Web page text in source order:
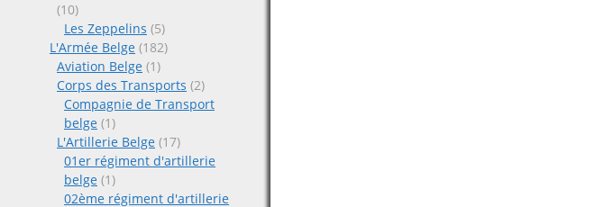
(10)
Les Zeppelins (5)
L'Armée Belge (182)
Aviation Belge (1)
Corps des Transports (2)
Compagnie de Transport
belge (1)
L'Artillerie Belge (17)
01er régiment d'artillerie
belge (1)
02ème régiment d'artillerie